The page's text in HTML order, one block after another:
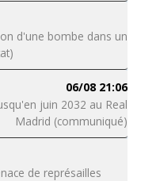
d'une bombe dans un
06/08 21:06
juin 2032 au Real
Madrid (communiqué)
de représailles